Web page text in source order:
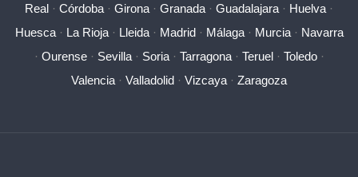
Real · Córdoba · Girona · Granada · Guadalajara · Huelva ·
Huesca· La Rioja· Lleida· Madrid· Málaga· Murcia· Navarra
· Ourense· Sevilla· Soria· Tarragona· Teruel· Toledo·
Valencia · Valladolid · Vizcaya · Zaragoza